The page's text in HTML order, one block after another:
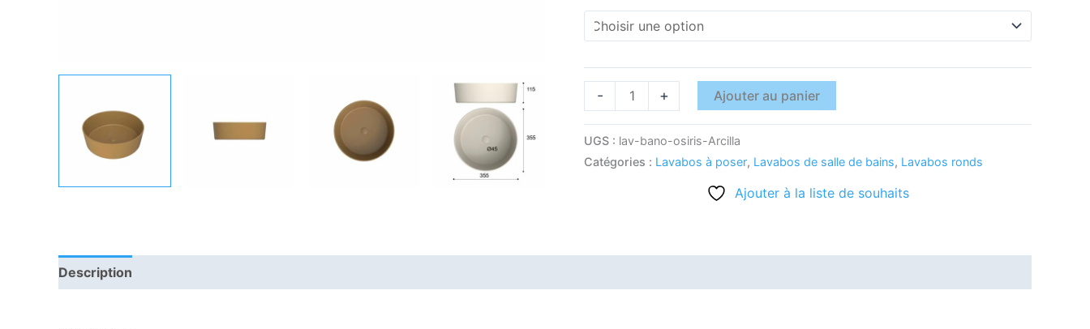
- + Ajouter au panier
UGS : lav-bano-osiris-Arcilla
Catégories : Lavabos à poser, Lavabos de salle de bains, Lavabos ronds
Ajouter à la liste de souhaits
Description